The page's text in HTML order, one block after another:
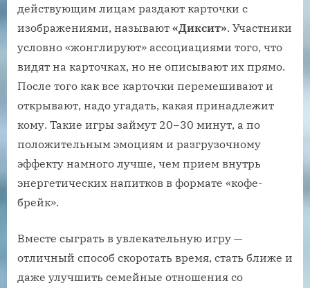
действующим лицам раздают карточки с
изображениями, называют «Диксит». Участники
условно «жонглируют» ассоциациями того, что
видят на карточках, но не описывают их прямо.
После того как все карточки перемешивают и
открывают, надо угадать, какая принадлежит
кому. Такие игры займут 20−30 минут, а по
положительным эмоциям и разгрузочному
эффекту намного лучше, чем прием внутрь
энергетических напитков в формате «кофе-
брейк».
Вместе сыграть в увлекательную игру —
отличный способ скоротать время, стать ближе и
даже улучшить семейные отношения со